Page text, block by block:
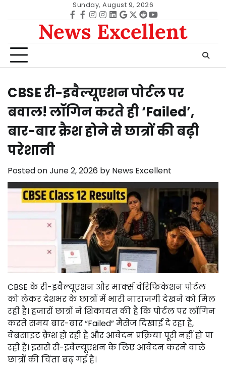
Sunday, August 9, 2026
Facebook
facebook
Instagram
instagram
Linkedin
google
Twitter
redditYoutube
News Excellent
CBSE री-इवैल्यूएशन पोर्टल पर
बवाल! लॉगिन करते ही ‘Failed’,
बार-बार क्रैश होने से छात्रों की बढ़ी
परेशानी
Posted onJune 2, 2026 by News Excellent
CBSE के री-इवैल्यूएशन और मार्क्स वेरिफिकेशन पोर्टल
को लेकर देशभर के छात्रों में भारी नाराजगी देखने को मिल
रही है। हजारों छात्रों ने शिकायत की है कि पोर्टल पर लॉगिन
करते समय बार-बार “Failed” मैसेज दिखाई दे रहा है,
वेबसाइट क्रैश हो रही है और आवेदन प्रक्रिया पूरी नहीं हो पा
रही है। इससे री-इवैल्यूएशन के लिए आवेदन करने वाले
छात्रों की चिंता बढ़ गई है।